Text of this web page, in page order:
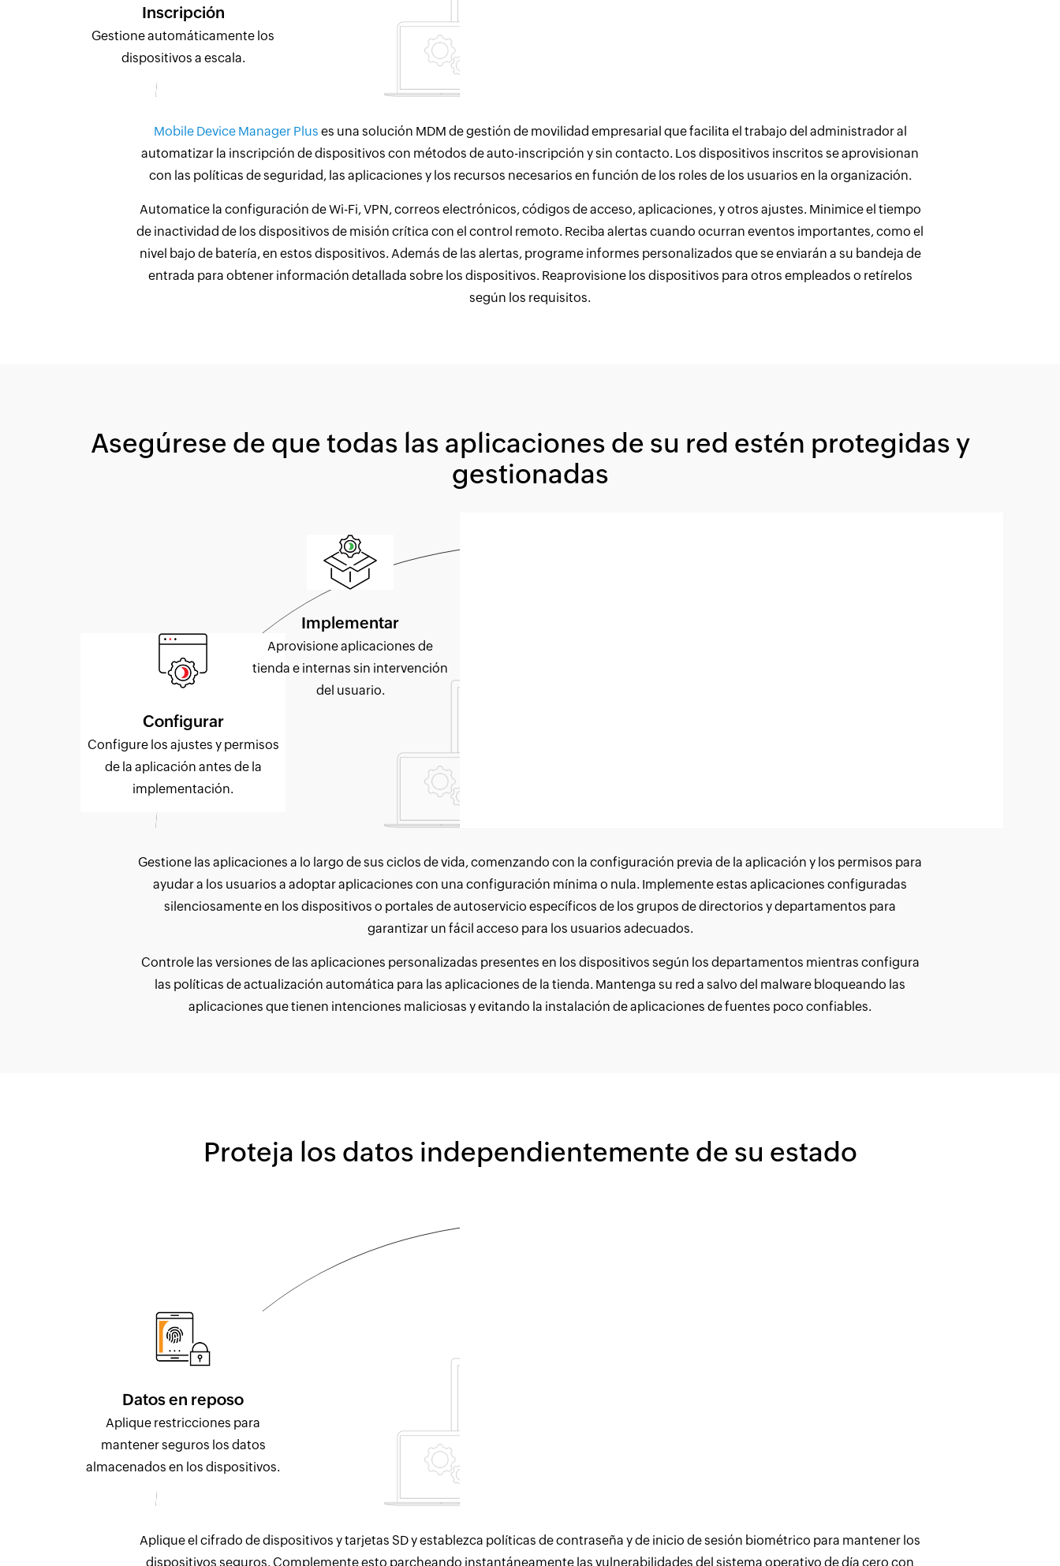
Inscripción
Gestione automáticamente los
dispositivos a escala.
Mobile Device Manager Plus es una solución MDM de gestión de movilidad empresarial que facilita el trabajo del administrador al
automatizar la inscripción de dispositivos con métodos de auto-inscripción y sin contacto. Los dispositivos inscritos se aprovisionan
con las políticas de seguridad, las aplicaciones y los recursos necesarios en función de los roles de los usuarios en la organización.
Automatice la configuración de Wi-Fi, VPN, correos electrónicos, códigos de acceso, aplicaciones, y otros ajustes. Minimice el tiempo
de inactividad de los dispositivos de misión crítica con el control remoto. Reciba alertas cuando ocurran eventos importantes, como el
nivel bajo de batería, en estos dispositivos. Además de las alertas, programe informes personalizados que se enviarán a su bandeja de
entrada para obtener información detallada sobre los dispositivos. Reaprovisione los dispositivos para otros empleados o retírelos
según los requisitos.
Asegúrese de que todas las aplicaciones de su red estén protegidas y
gestionadas
Configurar
Configure los ajustes y permisos
de la aplicación antes de la
implementación.
Implementar
Aprovisione aplicaciones de
tienda e internas sin intervención
del usuario.
Gestione las aplicaciones a lo largo de sus ciclos de vida, comenzando con la configuración previa de la aplicación y los permisos para
ayudar a los usuarios a adoptar aplicaciones con una configuración mínima o nula. Implemente estas aplicaciones configuradas
silenciosamente en los dispositivos o portales de autoservicio específicos de los grupos de directorios y departamentos para
garantizar un fácil acceso para los usuarios adecuados.
Controle las versiones de las aplicaciones personalizadas presentes en los dispositivos según los departamentos mientras configura
las políticas de actualización automática para las aplicaciones de la tienda. Mantenga su red a salvo del malware bloqueando las
aplicaciones que tienen intenciones maliciosas y evitando la instalación de aplicaciones de fuentes poco confiables.
Proteja los datos independientemente de su estado
Datos en reposo
Aplique restricciones para
mantener seguros los datos
almacenados en los dispositivos.
Aplique el cifrado de dispositivos y tarjetas SD y establezca políticas de contraseña y de inicio de sesión biométrico para mantener los
dispositivos seguros. Complemente esto parcheando instantáneamente las vulnerabilidades del sistema operativo de día cero con